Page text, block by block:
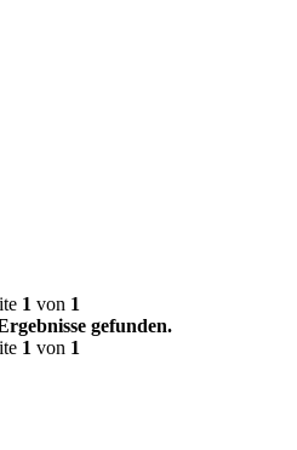
1 von 1
gefunden.
1 von 1